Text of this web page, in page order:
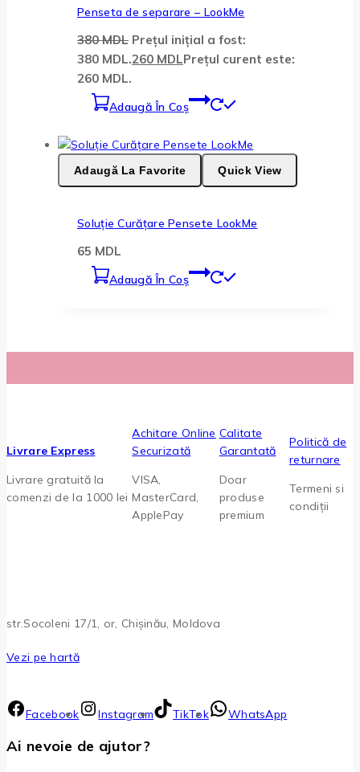
Penseta de separare – LookMe
380MDL Prețul inițial a fost:
380 MDL.260 MDLPrețul curent este:
260 MDL.
Adaugă În Coș
Adaugă La Favorite Quick View
Soluție Curățare Pensete LookMe
65 MDL
Adaugă În Coș
Livrare Express
Livrare gratuită la
comenzi de la 1000 lei
Achitare Online
Securizată
VISA,
MasterCard,
ApplePay
Calitate
Garantată
Doar
produse
premium
Politică de
returnare
Termeni si
condiții
str.Socoleni 17/1, or, Chișinău, Moldova
Vezi pe hartă
Facebook Instagram TikTok WhatsApp
Ai nevoie de ajutor?